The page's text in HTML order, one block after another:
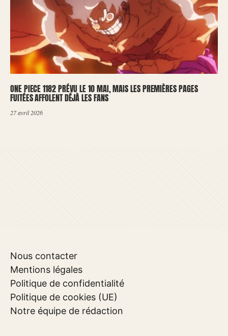
ONE PIECE 1182 PRÉVU LE 10 MAI, MAIS LES PREMIÈRES PAGES
FUITÉES AFFOLENT DÉJÀ LES FANS
27 avril 2026
Nous contacter
Mentions légales
Politique de confidentialité
Politique de cookies (UE)
Notre équipe de rédaction